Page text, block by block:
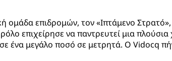
ομάδα επιδρομών, τον «Ιπτάμενο
επιχείρησε να παντρευτεί μια
ένα μεγάλο ποσό σε μετρητά. Ο Vidocq